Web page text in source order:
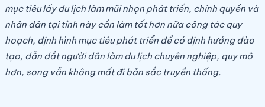
mục tiêu lấy du lịch làm mũi nhọn phát triển, chính quyền và
nhân dân tại tỉnh này cần làm tốt hơn nữa công tác quy
hoạch, định hình mục tiêu phát triển để có định hướng đào
tạo, dẫn dắt người dân làm du lịch chuyên nghiệp, quy mô
hơn, song vẫn không mất đi bản sắc truyền thống.